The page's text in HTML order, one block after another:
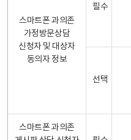
스마트폰 과의존
가정방문상담
신청자 및 대상자
동의자 정보
필수
선택
스마트폰 과의존